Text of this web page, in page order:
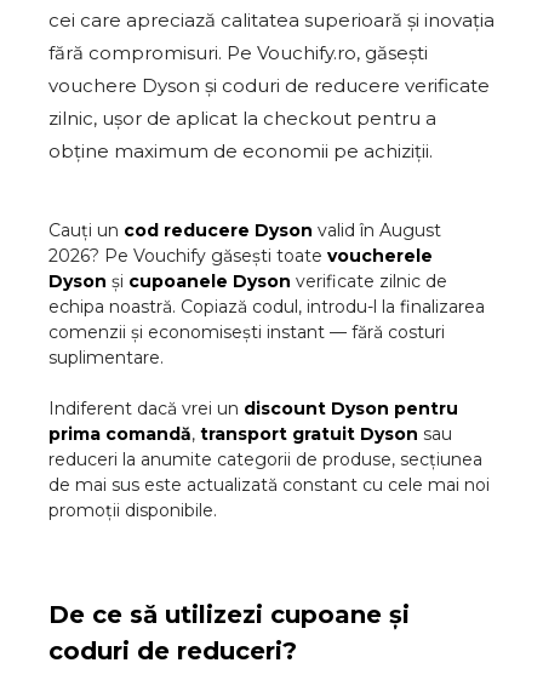
cei care apreciază calitatea superioară și inovația
fără compromisuri. Pe Vouchify.ro, găsești
vouchere Dyson și coduri de reducere verificate
zilnic, ușor de aplicat la checkout pentru a
obține maximum de economii pe achiziții.
Cauți un cod reducere Dyson valid în August
2026? Pe Vouchify găsești toate voucherele
Dyson și cupoanele Dyson verificate zilnic de
echipa noastră. Copiază codul, introdu-l la finalizarea
comenzii și economisești instant — fără costuri
suplimentare.
Indiferent dacă vrei un discount Dyson pentru
prima comandă, transport gratuit Dyson sau
reduceri la anumite categorii de produse, secțiunea
de mai sus este actualizată constant cu cele mai noi
promoții disponibile.
De ce să utilizezi cupoane și
coduri de reduceri?